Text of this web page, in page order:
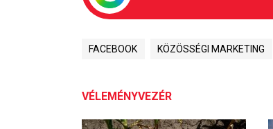
FACEBOOK KÖZÖSSÉGI MARKETING
VÉLEMÉNYVEZÉR